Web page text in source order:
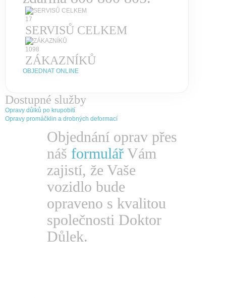
17
SERVISŮ CELKEM
1098
ZÁKAZNÍKŮ
OBJEDNAT ONLINE
Dostupné služby
Opravy důlků po krupobití
Opravy promáčklin a drobných deformací
Objednání oprav přes
náš formulářVám
zajistí, že Vaše
vozidlo bude
opraveno s kvalitou
společnosti Doktor
Důlek.